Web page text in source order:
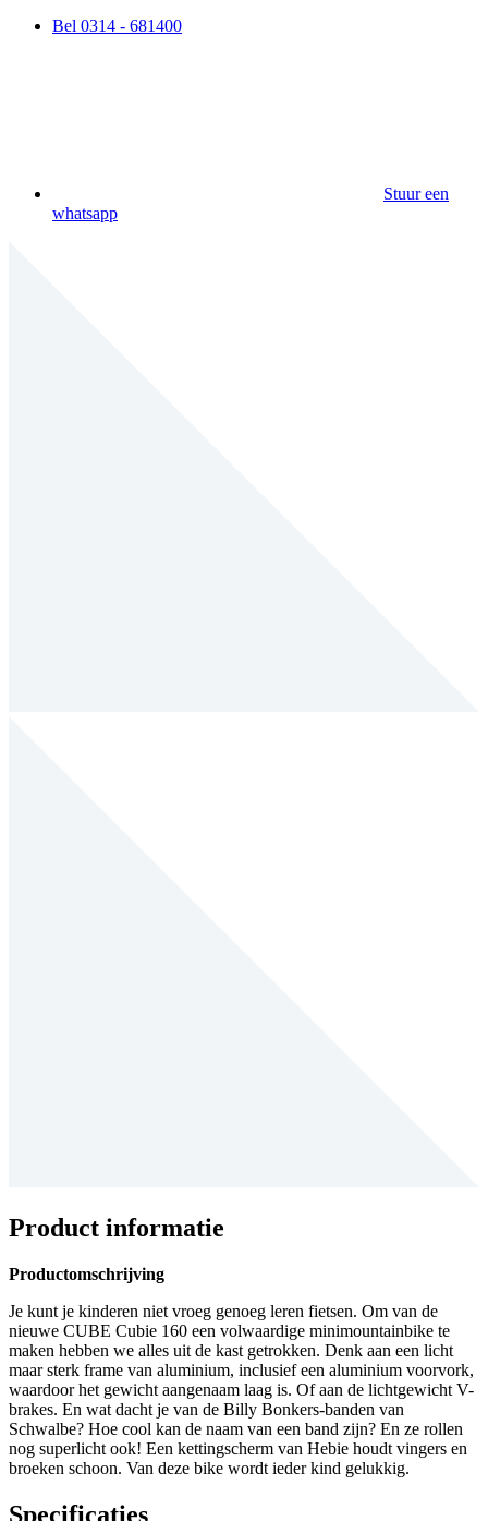
Bel 0314 - 681400
Stuur een
whatsapp
Product informatie
Productomschrijving
Je kunt je kinderen niet vroeg genoeg leren fietsen. Om van de
nieuwe CUBE Cubie 160 een volwaardige minimountainbike te
maken hebben we alles uit de kast getrokken. Denk aan een licht
maar sterk frame van aluminium, inclusief een aluminium voorvork,
waardoor het gewicht aangenaam laag is. Of aan de lichtgewicht V-
brakes. En wat dacht je van de Billy Bonkers-banden van
Schwalbe? Hoe cool kan de naam van een band zijn? En ze rollen
nog superlicht ook! Een kettingscherm van Hebie houdt vingers en
broeken schoon. Van deze bike wordt ieder kind gelukkig.
Specificaties